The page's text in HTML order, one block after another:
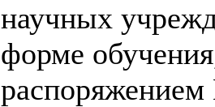
научных
форме
распоряжением